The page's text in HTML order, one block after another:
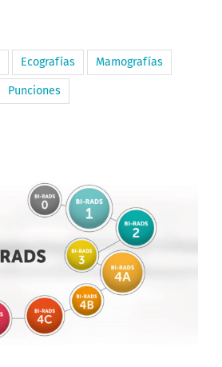
Ecografías Mamografías
Punciones